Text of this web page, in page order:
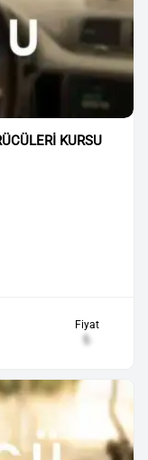
KURSU
Fiyat
₺